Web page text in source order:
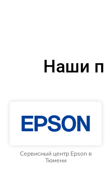
Наши
Сервисный центр Epson в
Тюмени